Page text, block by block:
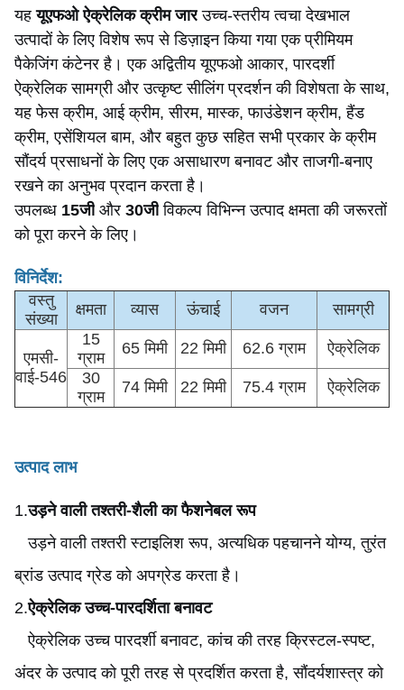
यह यूएफओ ऐक्रेलिक क्रीम जार उच्च-स्तरीय त्वचा देखभाल
उत्पादों के लिए विशेष रूप से डिज़ाइन किया गया एक प्रीमियम
पैकेजिंग कंटेनर है। एक अद्वितीय यूएफओ आकार, पारदर्शी
ऐक्रेलिक सामग्री और उत्कृष्ट सीलिंग प्रदर्शन की विशेषता के साथ,
यह फेस क्रीम, आई क्रीम, सीरम, मास्क, फाउंडेशन क्रीम, हैंड
क्रीम, एसेंशियल बाम, और बहुत कुछ सहित सभी प्रकार के क्रीम
सौंदर्य प्रसाधनों के लिए एक असाधारण बनावट और ताजगी-बनाए
रखने का अनुभव प्रदान करता है।
उपलब्ध 15जी और 30जी विकल्प विभिन्न उत्पाद क्षमता की जरूरतों
को पूरा करने के लिए।
विनिर्देश:
वस्तु
संख्या
क्षमता व्यास ऊंचाई वजन सामग्री
एमसी-
वाई-546
15
ग्राम
65 मिमी 22 मिमी 62.6 ग्राम
ऐक्रेलिक
30
ग्राम
74 मिमी 22 मिमी 75.4 ग्राम ऐक्रेलिक
उत्पाद लाभ
1.उड़ने वाली तश्तरी-शैली का फैशनेबल रूप
उड़ने वाली तश्तरी स्टाइलिश रूप, अत्यधिक पहचानने योग्य, तुरंत
ब्रांड उत्पाद ग्रेड को अपग्रेड करता है।
2.ऐक्रेलिक उच्च-पारदर्शिता बनावट
ऐक्रेलिक उच्च पारदर्शी बनावट, कांच की तरह क्रिस्टल-स्पष्ट,
अंदर के उत्पाद को पूरी तरह से प्रदर्शित करता है, सौंदर्यशास्त्र को